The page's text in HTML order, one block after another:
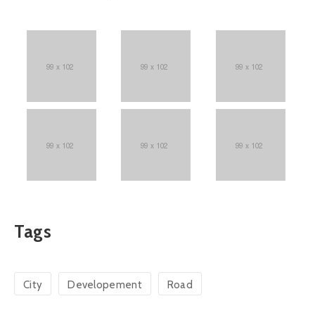
Tags
City Developement Road